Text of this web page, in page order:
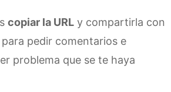
copiar la URL y compartirla con
pedir comentarios e
problema que se te haya